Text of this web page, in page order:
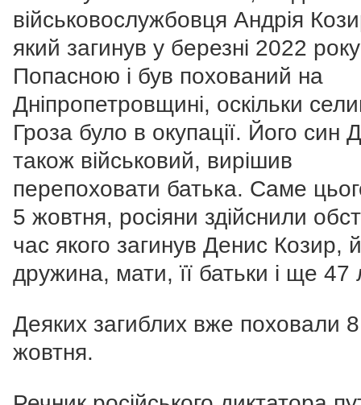
військовослужбовця Андрія
який загинув у березні 2022
Попасною і був похований на
Дніпропетровщині, оскільки
Гроза було в окупації. Його син
також військовий, вирішив
перепоховати батька. Саме
5 жовтня, росіяни здійснили
час якого загинув Денис Козир,
дружина, мати, її батьки і ще
Деяких загиблих вже поховали 8
жовтня.